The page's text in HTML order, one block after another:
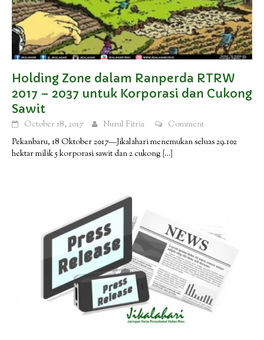
Holding Zone dalam Ranperda RTRW
2017 – 2037 untuk Korporasi dan Cukong
Sawit
October 18, 2017 Nurul Fitria
Comment
Pekanbaru, 18 Oktober 2017—Jikalahari menemukan seluas 29.102
hektar milik 5 korporasi sawit dan 2 cukong […]